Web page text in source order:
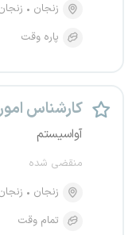
زنجان
پاره وقت
کارشناس
آواسیستم
منقضی شده
زنجان
تمام وقت